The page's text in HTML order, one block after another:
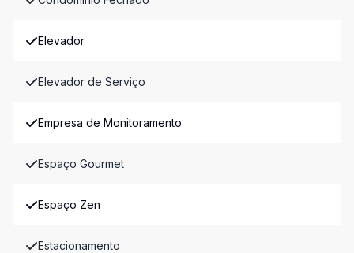
Elevador
Elevador de Serviço
Empresa de Monitoramento
Espaço Gourmet
Espaço Zen
Estacionamento